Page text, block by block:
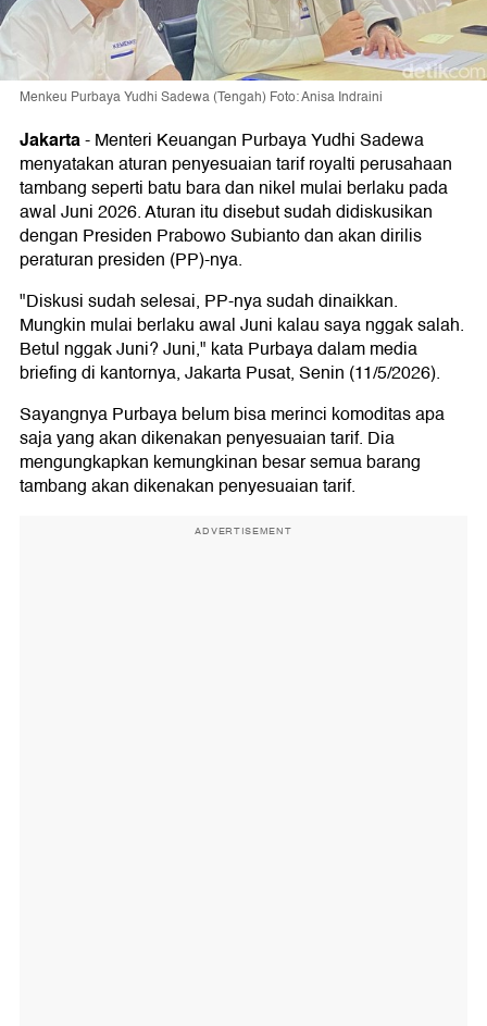
Menkeu Purbaya Yudhi Sadewa (Tengah) Foto: Anisa Indraini
Jakarta-Menteri Keuangan Purbaya Yudhi Sadewa
menyatakan aturan penyesuaian tarif royalti perusahaan
tambang seperti batu bara dan nikel mulai berlaku pada
awal Juni 2026. Aturan itu disebut sudah didiskusikan
dengan Presiden Prabowo Subianto dan akan dirilis
peraturan presiden (PP)-nya.
"Diskusi sudah selesai, PP-nya sudah dinaikkan.
Mungkin mulai berlaku awal Juni kalau saya nggak salah.
Betul nggak Juni? Juni," kata Purbaya dalam media
briefing di kantornya, Jakarta Pusat, Senin (11/5/2026).
Sayangnya Purbaya belum bisa merinci komoditas apa
saja yang akan dikenakan penyesuaian tarif. Dia
mengungkapkan kemungkinan besar semua barang
tambang akan dikenakan penyesuaian tarif.
ADVERTISEMENT